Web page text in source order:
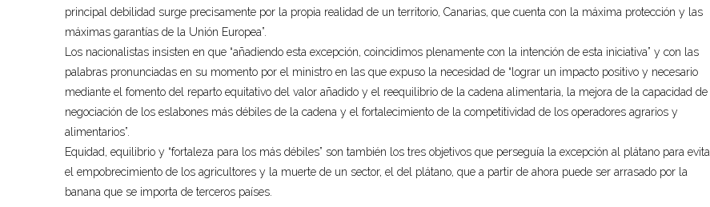
principal debilidad surge precisamente por la propia realidad de un territorio, Canarias, que cuenta con la máxima protección y las
máximas garantías de la Unión Europea”.
Los nacionalistas insisten en que “añadiendo esta excepción, coincidimos plenamente con la intención de esta iniciativa” y con las
palabras pronunciadas en su momento por el ministro en las que expuso la necesidad de “lograr un impacto positivo y necesario
mediante el fomento del reparto equitativo del valor añadido y el reequilibrio de la cadena alimentaria, la mejora de la capacidad de
negociación de los eslabones más débiles de la cadena y el fortalecimiento de la competitividad de los operadores agrarios y
alimentarios”.
Equidad, equilibrio y “fortaleza para los más débiles” son también los tres objetivos que perseguía la excepción al plátano para
el empobrecimiento de los agricultores y la muerte de un sector, el del plátano, que a partir de ahora puede ser arrasado por la
banana que se importa de terceros países.